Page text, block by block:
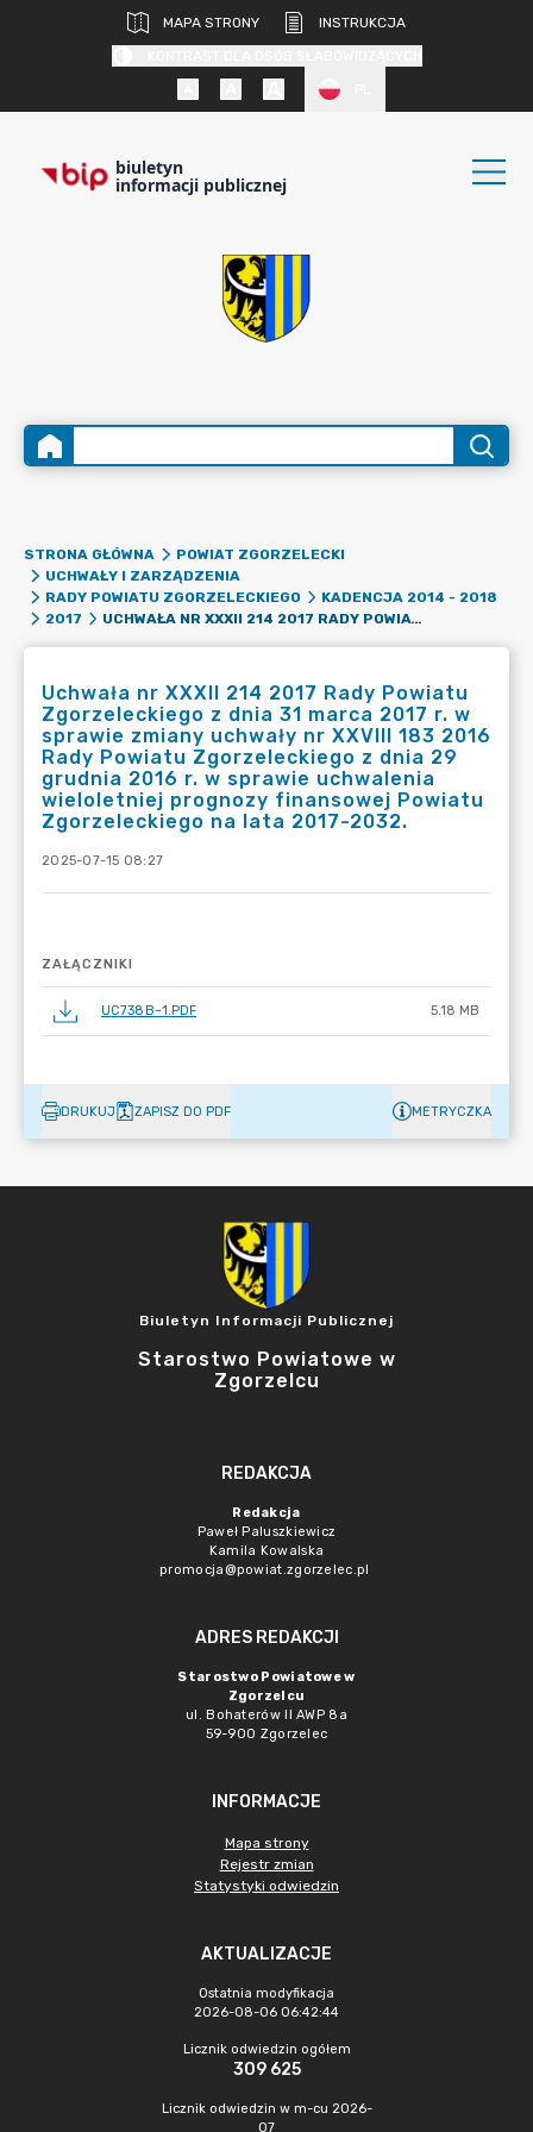
MAPA STRONY
INSTRUKCJA
biuletyn
informacji publicznej
STRONA GŁÓWNA
POWIAT ZGORZELECKI
UCHWAŁY I ZARZĄDZENIA
RADY POWIATU ZGORZELECKIEGO
KADENCJA 2014 - 2018
2017
UCHWAŁA NR XXXII 214 2017 RADY POWIATU ZGORZELECKIEGO Z DNIA 31 MARCA 2017 R. W SPRAWIE ZMIANY UCHWAŁY NR XXVIII 183 2016 RADY POWIATU ZGORZELECKIEGO Z DNIA 29 GRUDNIA 2016 R. W SPRAWIE UCHWALENIA WIELOLETNIEJ PROGNOZY FINANSOWEJ POWIATU ZGORZELECKIEGO NA LATA 2017-2032.
Uchwała nr XXXII 214 2017 Rady Powiatu
Zgorzeleckiego z dnia 31 marca 2017 r. w
sprawie zmiany uchwały nr XXVIII 183 2016
Rady Powiatu Zgorzeleckiego z dnia 29
grudnia 2016 r. w sprawie uchwalenia
wieloletniej prognozy finansowej Powiatu
Zgorzeleckiego na lata 2017-2032.
2025-07-15 08:27
ZAŁĄCZNIKI
UC738B~1.PDF 5.18 MB
DRUKUJ ZAPISZ DO PDF METRYCZKA
Biuletyn Informacji Publicznej
Starostwo Powiatowe w
Zgorzelcu
REDAKCJA
Redakcja
Paweł Paluszkiewicz
Kamila Kowalska
promocja@powiat.zgorzelec.pl
ADRES REDAKCJI
Starostwo Powiatowe w
Zgorzelcu
ul. Bohaterów II AWP 8a
59-900 Zgorzelec
INFORMACJE
Mapa strony
Rejestr zmian
Statystyki odwiedzin
AKTUALIZACJE
Ostatnia modyfikacja
2026-08-06 06:42:44
Licznik odwiedzin ogółem
309 625
Licznik odwiedzin w m-cu 2026-
07